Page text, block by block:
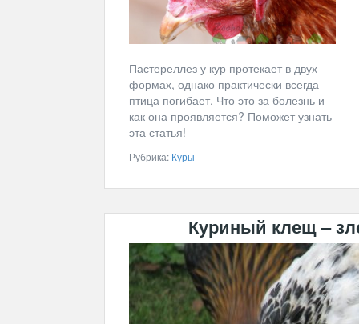
Пастереллез у кур протекает в двух
формах, однако практически всегда
птица погибает. Что это за болезнь и
как она проявляется? Поможет узнать
эта статья!
Рубрика: Куры
Куриный клещ –